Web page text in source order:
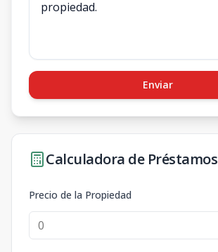
Enviar
Calculadora de Préstamos
Precio de la Propiedad